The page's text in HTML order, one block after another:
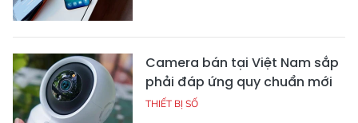
Camera bán tại Việt Nam sắp
phải đáp ứng quy chuẩn mới
THIẾT BỊ SỐ